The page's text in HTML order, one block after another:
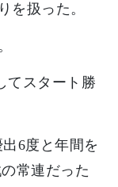
を扱った。
てスタート勝
6度と年間を
常連だった